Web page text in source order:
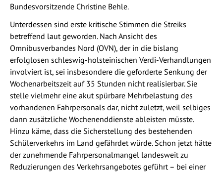
Bundesvorsitzende Christine Behle.
Unterdessen sind erste kritische Stimmen die Streiks
betreffend laut geworden. Nach Ansicht des
Omnibusverbandes Nord (OVN), der in die bislang
erfolglosen schleswig-holsteinischen Verdi-Verhandlungen
involviert ist, sei insbesondere die geforderte Senkung der
Wochenarbeitszeit auf 35 Stunden nicht realisierbar. Sie
stelle vielmehr eine akut spürbare Mehrbelastung des
vorhandenen Fahrpersonals dar, nicht zuletzt, weil selbiges
dann zusätzliche Wochenenddienste ableisten müsste.
Hinzu käme, dass die Sicherstellung des bestehenden
Schülerverkehrs im Land gefährdet würde. Schon jetzt hätte
der zunehmende Fahrpersonalmangel landesweit zu
Reduzierungen des Verkehrsangebotes geführt – bei einer